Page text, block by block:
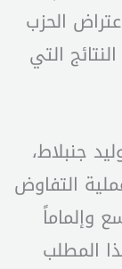
الحزب
التي
جنبلاط،
التفاوض
وإلماماً
المطلب